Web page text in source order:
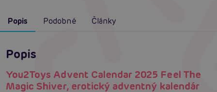
Popis Podobné Články
Popis
You2Toys Advent Calendar 2025 Feel The
Magic Shiver, erotický adventný kalendár